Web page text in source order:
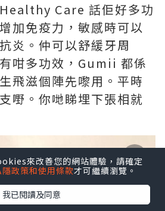
Care 話佢好多功
加免疫力，敏感時可以
炎。仲可以舒緩牙周
咁多功效，Gumii 都係
飛滋個陣先嚟用。平時
嘢。你哋睇埋下張相就
來改善您的網站體驗，請確定
隱政策和使用條款才可繼續瀏覽。
我已閱讀及同意